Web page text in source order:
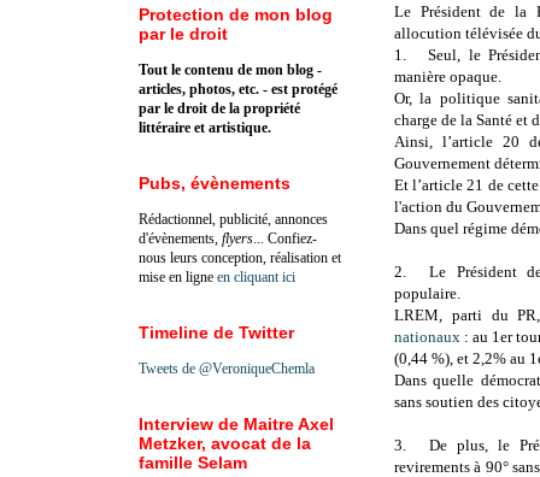
Le Président de la
allocution télévisée
1.
Seul, le
manière opaque.
Or, la politique
charge de la Santé et
Ainsi, l’article 20
Gouvernement
Et l’article 21 de
l'action du
Dans quel régime
2.
Le Président
populaire.
LREM, parti du
nationaux : au 1er
(0,44 %), et 2,2% au
Dans quelle
sans soutien des
3.
De plus, le
revirements à 90°
Protection de mon blog
par le droit
Tout le contenu de mon blog -
articles, photos, etc. - est protégé
par le droit de la propriété
littéraire et artistique.
Pubs, évènements
Rédactionnel, publicité, annonces
d'évènements, flyers ... Confiez-
nous leurs conception, réalisation et
mise en ligne en cliquant ici
Timeline de Twitter
Tweets de @VeroniqueChemla
Interview de Maitre Axel
Metzker, avocat de la
famille Selam